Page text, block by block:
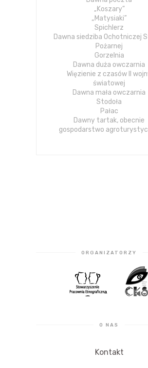
„Koszary”
„Matysiaki”
Spichlerz
Dawna siedziba Ochotniczej
Pożarnej
Gorzelnia
Dawna duża owczarnia
Więzienie z czasów II
światowej
Dawna mała owczarnia
Stodoła
Pałac
Dawny tartak, obecnie
gospodarstwo
ORGANIZATORZY
O NAS
Kontakt